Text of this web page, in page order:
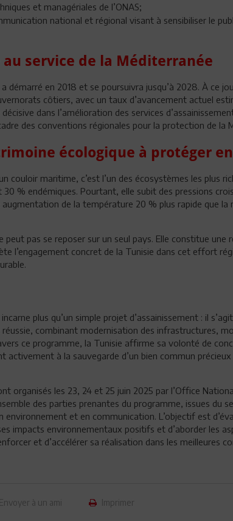
et managériales de l’ONAS;
national et régional visant à sensibiliser le
service de la Méditerranée
démarré en 2018 et se poursuivra jusqu’à 2028. À ce
côtiers, avec un taux d’avancement actuel
dans l’amélioration des services
des conventions régionales pour la protection de la
écologique à protéger
couloir maritime, c’est l’un des écosystèmes les plus
% endémiques. Pourtant, elle subit des pressions
de la température 20 % plus rapide que la
pas se reposer sur un seul pays. Elle constitue une
l’engagement concret de la Tunisie dans cet effort
plus qu’un simple projet d’assainissement : il
combinant modernisation des infrastructures,
ce programme, la Tunisie affirme sa volonté de
à la sauvegarde d’un bien commun précieux
organisés les 23, 24 et 25 juin 2025 par l’Office
des parties prenantes du programme, issues du
environnement et en communication. L’objectif est
impacts environnementaux positifs et d’aborder les
et d’accélérer sa réalisation dans les meilleures
Envoyer à un ami Imprimer